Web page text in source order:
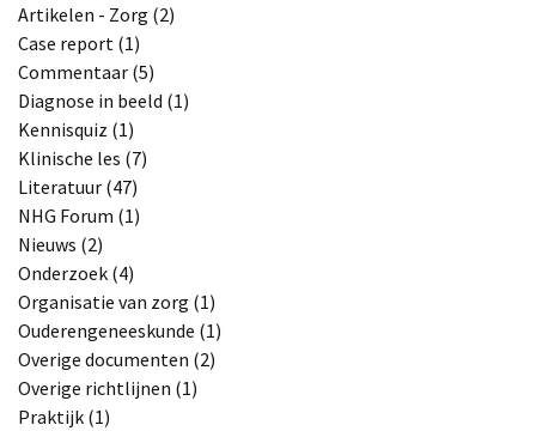
Artikelen - Zorg (2)
Case report (1)
Commentaar (5)
Diagnose in beeld (1)
Kennisquiz (1)
Klinische les (7)
Literatuur (47)
NHG Forum (1)
Nieuws (2)
Onderzoek (4)
Organisatie van zorg (1)
Ouderengeneeskunde (1)
Overige documenten (2)
Overige richtlijnen (1)
Praktijk (1)